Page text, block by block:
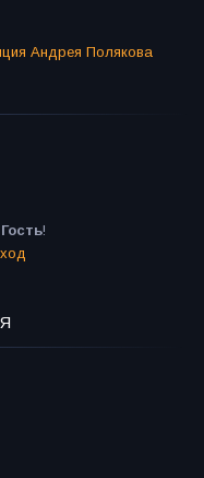
Андрея Полякова
Гость!